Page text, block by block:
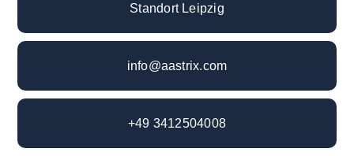
Standort Leipzig
info@aastrix.com
+49 3412504008